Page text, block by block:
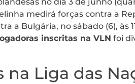
medirá forças contra a
a Bulgária, no sábado (6), às
inscritas na VLN foi
na Liga das